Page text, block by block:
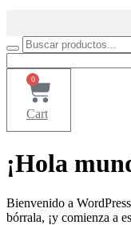
0
Cart
¡Hola
Bienvenido a
bórrala, ¡y comienza a